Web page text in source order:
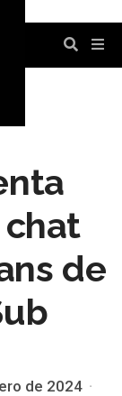
chat
de
de 2024